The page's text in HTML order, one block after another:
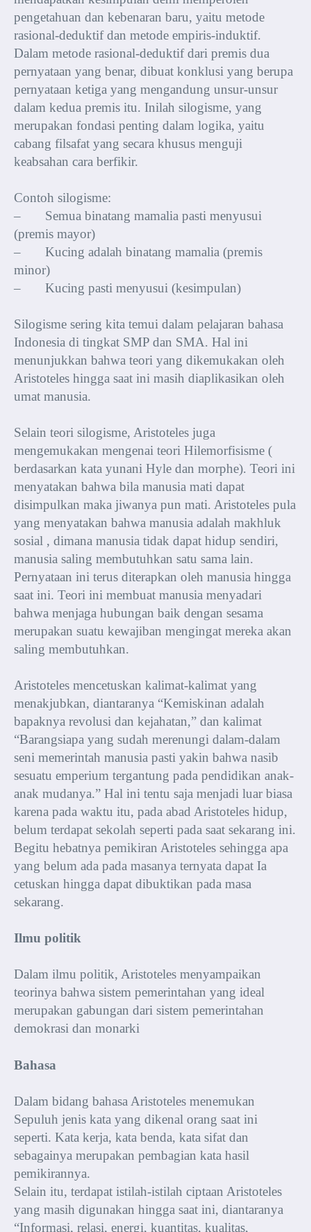
pengetahuan dan kebenaran baru, yaitu metode
rasional-deduktif dan metode empiris-induktif.
Dalam metode rasional-deduktif dari premis dua
pernyataan yang benar, dibuat konklusi yang berupa
pernyataan ketiga yang mengandung unsur-unsur
dalam kedua premis itu. Inilah silogisme, yang
merupakan fondasi penting dalam logika, yaitu
cabang filsafat yang secara khusus menguji
keabsahan cara berfikir.
Contoh silogisme:
– Semua binatang mamalia pasti menyusui
(premis mayor)
– Kucing adalah binatang mamalia (premis
minor)
– Kucing pasti menyusui (kesimpulan)
Silogisme sering kita temui dalam pelajaran bahasa
Indonesia di tingkat SMP dan SMA. Hal ini
menunjukkan bahwa teori yang dikemukakan oleh
Aristoteles hingga saat ini masih diaplikasikan oleh
umat manusia.
Selain teori silogisme, Aristoteles juga
mengemukakan mengenai teori Hilemorfisisme (
berdasarkan kata yunani Hyle dan morphe). Teori ini
menyatakan bahwa bila manusia mati dapat
disimpulkan maka jiwanya pun mati. Aristoteles pula
yang menyatakan bahwa manusia adalah makhluk
sosial , dimana manusia tidak dapat hidup sendiri,
manusia saling membutuhkan satu sama lain.
Pernyataan ini terus diterapkan oleh manusia hingga
saat ini. Teori ini membuat manusia menyadari
bahwa menjaga hubungan baik dengan sesama
merupakan suatu kewajiban mengingat mereka akan
saling membutuhkan.
Aristoteles mencetuskan kalimat-kalimat yang
menakjubkan, diantaranya “Kemiskinan adalah
bapaknya revolusi dan kejahatan,” dan kalimat
“Barangsiapa yang sudah merenungi dalam-dalam
seni memerintah manusia pasti yakin bahwa nasib
sesuatu emperium tergantung pada pendidikan anak-
anak mudanya.” Hal ini tentu saja menjadi luar biasa
karena pada waktu itu, pada abad Aristoteles hidup,
belum terdapat sekolah seperti pada saat sekarang ini.
Begitu hebatnya pemikiran Aristoteles sehingga apa
yang belum ada pada masanya ternyata dapat Ia
cetuskan hingga dapat dibuktikan pada masa
sekarang.
Ilmu politik
Dalam ilmu politik, Aristoteles menyampaikan
teorinya bahwa sistem pemerintahan yang ideal
merupakan gabungan dari sistem pemerintahan
demokrasi dan monarki
Bahasa
Dalam bidang bahasa Aristoteles menemukan
Sepuluh jenis kata yang dikenal orang saat ini
seperti. Kata kerja, kata benda, kata sifat dan
sebagainya merupakan pembagian kata hasil
pemikirannya.
Selain itu, terdapat istilah-istilah ciptaan Aristoteles
yang masih digunakan hingga saat ini, diantaranya
“Informasi, relasi, energi, kuantitas, kualitas,